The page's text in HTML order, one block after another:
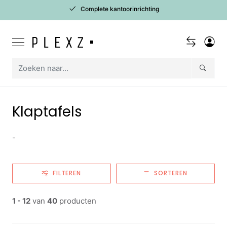
Complete kantoorinrichting
Klaptafels
-
FILTEREN SORTEREN
1 - 12 van 40 producten